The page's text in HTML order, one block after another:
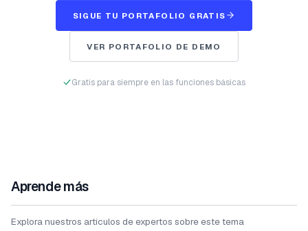
SIGUE TU PORTAFOLIO GRATIS
VER PORTAFOLIO DE DEMO
Gratis para siempre en las funciones básicas
Aprende más
Explora nuestros artículos de expertos sobre este tema